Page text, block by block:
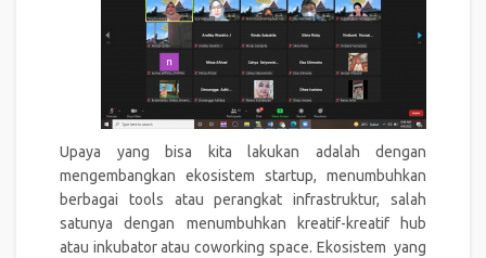
Upaya yang bisa kita lakukan adalah dengan
mengembangkan ekosistem startup, menumbuhkan
berbagai tools atau perangkat infrastruktur, salah
satunya dengan menumbuhkan kreatif-kreatif hub
atau inkubator atau coworking space. Ekosistem yang